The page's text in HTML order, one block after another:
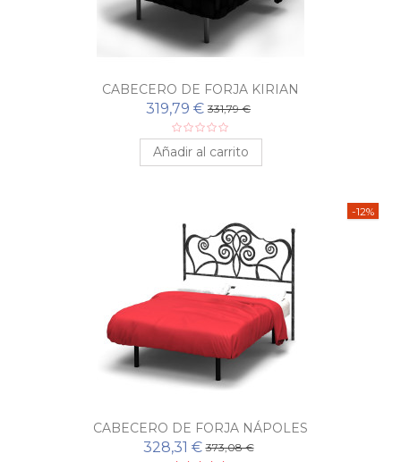
CABECERO DE FORJA KIRIAN
319,79 € 331,79 €
Añadir al carrito
-12%
CABECERO DE FORJA NÁPOLES
328,31 €373,08 €